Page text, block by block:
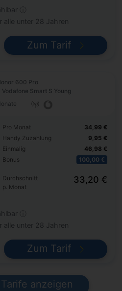
ⓘ
alle unter 28 Jahren
Zum Tarif
600 Pro
Vodafone Smart S Young
Pro Monat
Handy Zuzahlung
Einmalig
Bonus
34,99 €
9,95 €
46,98 €
100,00 €
Durchschnitt
p. Monat
33,20 €
ⓘ
alle unter 28 Jahren
Zum Tarif
anzeigen